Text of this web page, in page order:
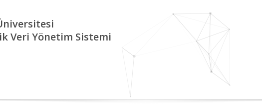
Veri Yönetim Sistemi